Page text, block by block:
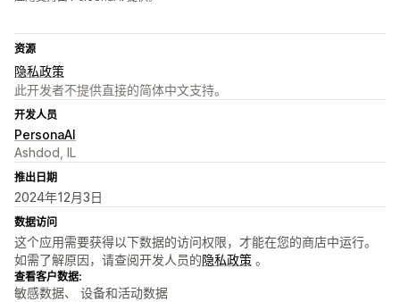
资源
隐私政策
此开发者不提供直接的简体中文支持。
开发人员
PersonaAI
Ashdod, IL
推出日期
2024年12月3日
数据访问
这个应用需要获得以下数据的访问权限，才能在您的商店中运行。
如需了解原因，请查阅开发人员的隐私政策 。
查看客户数据:
敏感数据、 设备和活动数据